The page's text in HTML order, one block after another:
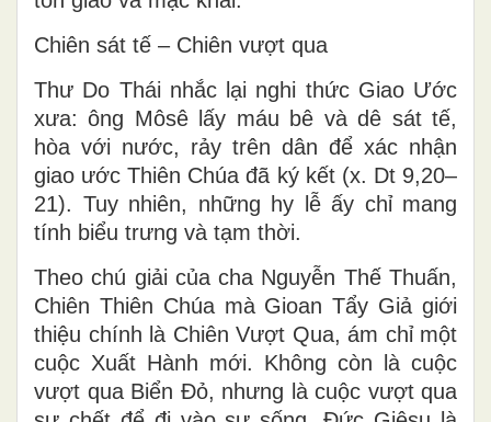
Chiên sát tế – Chiên vượt qua
Thư Do Thái nhắc lại nghi thức Giao Ước
xưa: ông Môsê lấy máu bê và dê sát tế,
hòa với nước, rảy trên dân để xác nhận
giao ước Thiên Chúa đã ký kết (x. Dt 9,20–
21). Tuy nhiên, những hy lễ ấy chỉ mang
tính biểu trưng và tạm thời.
Theo chú giải của cha Nguyễn Thế Thuấn,
Chiên Thiên Chúamà Gioan Tẩy Giả giới
thiệu chính là Chiên Vượt Qua, ám chỉ một
cuộc Xuất Hành mới. Không còn là cuộc
vượt qua Biển Đỏ, nhưng là cuộc vượt qua